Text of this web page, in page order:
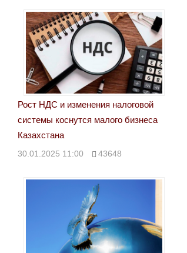
Рост НДС и изменения налоговой
системы коснутся малого бизнеса
Казахстана
30.01.2025 11:00 43648